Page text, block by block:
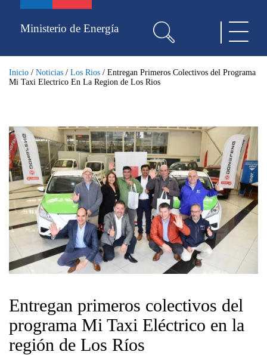
contenidoMinisterio de Energía
Inicio / Noticias / Los Rios / Entregan Primeros Colectivos del Programa
Mi Taxi Electrico En La Region de Los Rios
Entregan primeros colectivos del
programa Mi Taxi Eléctrico en la
región de Los Ríos